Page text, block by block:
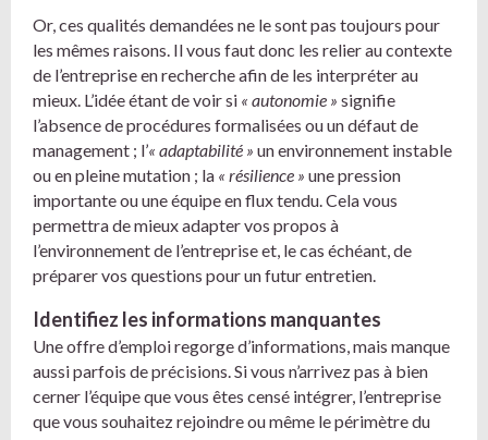
Or, ces qualités demandées ne le sont pas toujours pour
les mêmes raisons. Il vous faut donc les relier au contexte
de l’entreprise en recherche afin de les interpréter au
mieux. L’idée étant de voir si « autonomie » signifie
l’absence de procédures formalisées ou un défaut de
management ; l’« adaptabilité » un environnement instable
ou en pleine mutation ; la « résilience » une pression
importante ou une équipe en flux tendu. Cela vous
permettra de mieux adapter vos propos à
l’environnement de l’entreprise et, le cas échéant, de
préparer vos questions pour un futur entretien.
Identifiez les informations manquantes
Une offre d’emploi regorge d’informations, mais manque
aussi parfois de précisions. Si vous n’arrivez pas à bien
cerner l’équipe que vous êtes censé intégrer, l’entreprise
que vous souhaitez rejoindre ou même le périmètre du